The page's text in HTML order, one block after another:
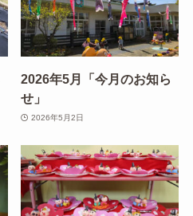
2026年5月「今月のお知ら
せ」
2026年5月2日